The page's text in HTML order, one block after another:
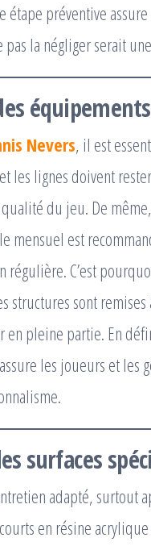
étape préventive
la négliger serait
Nevers, il est
les lignes doivent
du jeu. De
mensuel est
régulière. C’est
structures sont
pleine partie. En
les joueurs et les
surfaces
adapté, surtout
en résine